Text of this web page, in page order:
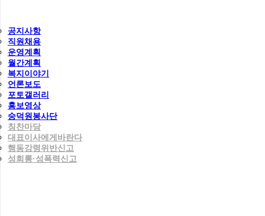
공지사항
직원채용
운영계획
월간계획
복지이야기
언론보도
포토갤러리
홍보영상
숭덕원봉사단
칭찬마당
대표이사에게바란다
행동강령위반신고
성희롱·성폭력신고